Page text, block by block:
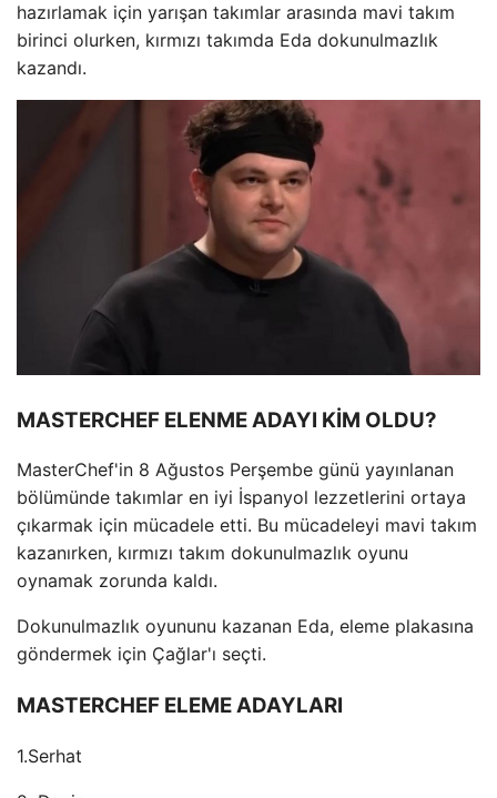
hazırlamak için yarışan takımlar arasında mavi takım
birinci olurken, kırmızı takımda Eda dokunulmazlık
kazandı.
MASTERCHEF ELENME ADAYI KİM OLDU?
MasterChef'in 8 Ağustos Perşembe günü yayınlanan
bölümünde takımlar en iyi İspanyol lezzetlerini ortaya
çıkarmak için mücadele etti. Bu mücadeleyi mavi takım
kazanırken, kırmızı takım dokunulmazlık oyunu
oynamak zorunda kaldı.
Dokunulmazlık oyununu kazanan Eda, eleme plakasına
göndermek için Çağlar'ı seçti.
MASTERCHEF ELEME ADAYLARI
1.Serhat